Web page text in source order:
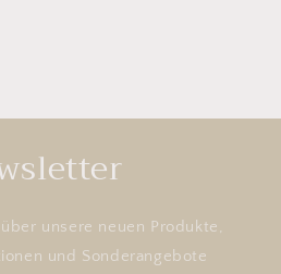
unsere neuen Produkte,
und Sonderangebote